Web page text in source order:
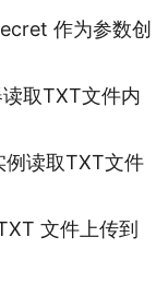
作为参数创
取TXT文件内
读取TXT文件
文件上传到